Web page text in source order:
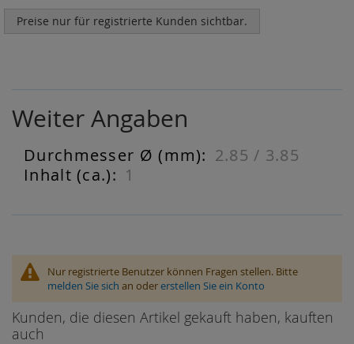
Preise nur für registrierte Kunden sichtbar.
Weiter Angaben
Weiter
Angaben
2.85 / 3.85
1
Nur registrierte Benutzer können Fragen stellen. Bitte
melden Sie sich an odererstellen Sie ein Konto
Kunden, die diesen Artikel gekauft haben, kauften
auch